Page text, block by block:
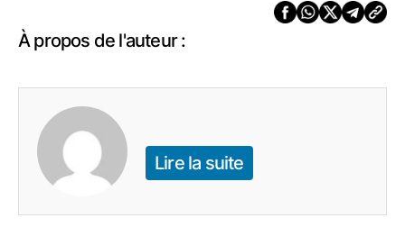
À propos de l'auteur :
Lire la suite